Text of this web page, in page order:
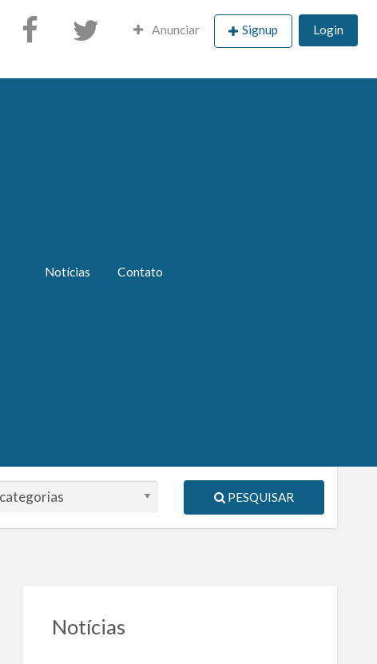
Anunciar Signup Login
Notícias Contato
PESQUISAR
Notícias